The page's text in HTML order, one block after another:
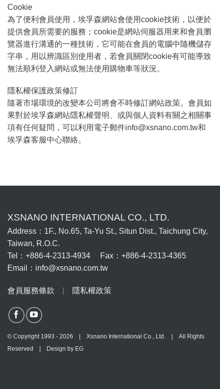
Cookie
為了便利會員使用，埃孚森網站會使用cookie技術，以便於
提供會員所需要的服務；cookie是網站伺服器用來和會員瀏
覽器進行溝通的一種技術，它可能在會員的電腦中隨機儲存
字串，用以辨識區別使用者，若會員關閉cookie有可能導致
無法順利登入網站或無法使用購物車等狀況。
隱私權保護政策修訂
隨著市場環境的改變本公司將會不時修訂網站政策。會員如
果對於埃孚森網站隱私權聲明、或與個人資料有關之相關事
項有任何疑問，可以利用電子郵件info@xsnano.com.tw和
埃孚森客服中心聯絡。
XSNANO INTERNATIONAL CO., LTD.
Address：1F., No.65, Ta-Yu St., Situn Dist., Taichung City,
Taiwan, R.O.C.
Tel：+886-4-2313-4934 Fax：+886-4-2313-4365
Email：info@xsnano.com.tw
會員服務條款 隱私權政策
© Copyright 1993 - 2026 | Xsnano International Co., Ltd. | All Rights
Reserved | Design by EG